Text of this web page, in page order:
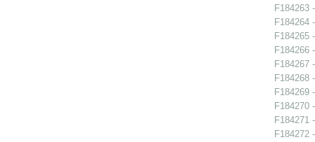
F184263
F184264
F184265
F184266
F184267
F184268
F184269
F184270
F184271
F184272